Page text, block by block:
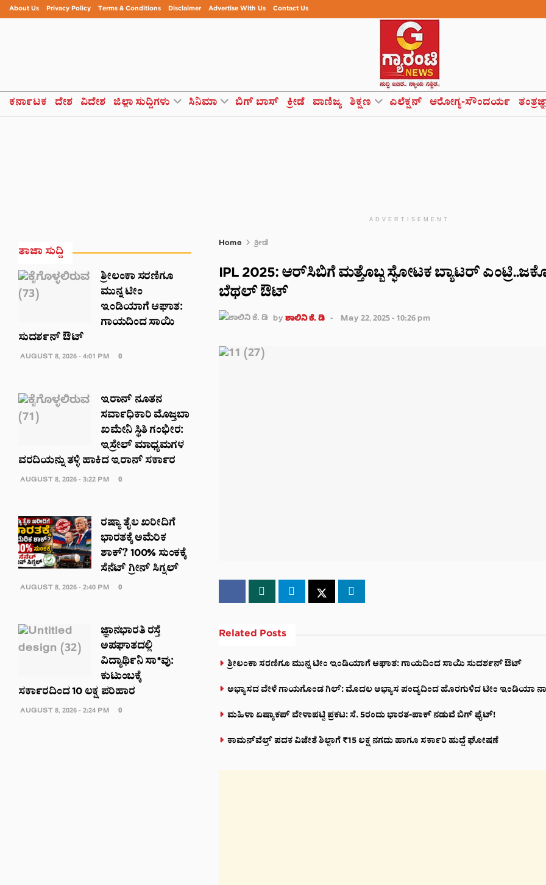
About Us Privacy Policy Terms & Conditions Disclaimer Advertise With Us Contact Us
ಕರ್ನಾಟಕ ದೇಶ ವಿದೇಶ ಜಿಲ್ಲಾ ಸುದ್ದಿಗಳು ಸಿನಿಮಾ ಬಿಗ್ ಬಾಸ್ ಕ್ರೀಡೆ ವಾಣಿಜ್ಯ ಶಿಕ್ಷಣ ಎಲೆಕ್ಷನ್ ಆರೋಗ್ಯ-ಸೌಂದರ್ಯ
ADVERTISEMENT
Home ಕ್ರೀಡೆ
IPL 2025: ಆರ್‌ಸಿಬಿಗೆ ಮತ್ತೊಬ್ಬ ಸ್ಫೋಟಕ ಬ್ಯಾಟರ್​
ಬೆಥಲ್ ಔಟ್
by ಶಾಲಿನಿ ಕೆ. ಡಿ May 22, 2025 - 10:26 pm
Related Posts
ಶ್ರೀಲಂಕಾ ಸರಣಿಗೂ ಮುನ್ನ ಟೀಂ ಇಂಡಿಯಾಗೆ ಆಘಾತ: ಗಾಯದಿಂದ ಸಾಯಿ ಸುದರ್ಶನ್ ಔಟ್
ಅಭ್ಯಾಸದ ವೇಳೆ ಗಾಯಗೊಂಡ ಗಿಲ್: ಮೊದಲ ಅಭ್ಯಾಸ ಪಂದ್ಯದಿಂದ ಹೊರಗುಳಿದ ಟೀಂ ಇಂಡಿಯಾ
ಮಹಿಳಾ ಏಷ್ಯಾಕಪ್ ವೇಳಾಪಟ್ಟಿ ಪ್ರಕಟ: ಸೆ. 5ರಂದು ಭಾರತ-ಪಾಕ್‌ ನಡುವೆ ಬಿಗ್ ಫೈಟ್!
ಕಾಮನ್‌ವೆಲ್ತ್ ಪದಕ ವಿಜೇತೆ ಶಿಲ್ಪಾಗೆ ₹15 ಲಕ್ಷ ನಗದು ಹಾಗೂ ಸರ್ಕಾರಿ ಹುದ್ದೆ ಘೋಷಣೆ
ತಾಜಾ ಸುದ್ದಿ
ಶ್ರೀಲಂಕಾ ಸರಣಿಗೂ
ಮುನ್ನ ಟೀಂ
ಇಂಡಿಯಾಗೆ ಆಘಾತ:
ಗಾಯದಿಂದ ಸಾಯಿ
ಸುದರ್ಶನ್ ಔಟ್
AUGUST 8, 2026 - 4:01 PM 0
ಇರಾನ್ ನೂತನ
ಸರ್ವಾಧಿಕಾರಿ ಮೊಜ್ತಬಾ
ಖಮೇನಿ ಸ್ಥಿತಿ ಗಂಭೀರ:
ಇಸ್ರೇಲ್ ಮಾಧ್ಯಮಗಳ
ವರದಿಯನ್ನು ತಳ್ಳಿ ಹಾಕಿದ ಇರಾನ್ ಸರ್ಕಾರ
AUGUST 8, 2026 - 3:22 PM 0
ರಷ್ಯಾ ತೈಲ ಖರೀದಿಗೆ
ಭಾರತಕ್ಕೆ ಅಮೆರಿಕ
ಶಾಕ್? 100% ಸುಂಕಕ್ಕೆ
ಸೆನೆಟ್ ಗ್ರೀನ್ ಸಿಗ್ನಲ್
AUGUST 8, 2026 - 2:40 PM 0
ಜ್ಞಾನಭಾರತಿ ರಸ್ತೆ
ಅಪಘಾತದಲ್ಲಿ
ವಿದ್ಯಾರ್ಥಿನಿ ಸಾ*ವು:
ಕುಟುಂಬಕ್ಕೆ
ಸರ್ಕಾರದಿಂದ 10 ಲಕ್ಷ ಪರಿಹಾರ
AUGUST 8, 2026 - 2:24 PM 0